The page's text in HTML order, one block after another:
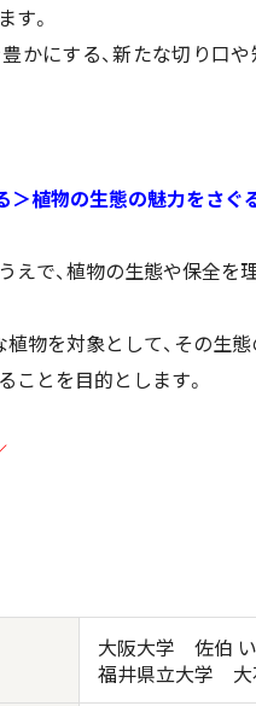
す。
かにする、新たな切り口
＞植物の生態の魅力をさぐ
えで、植物の生態や保全を
物を対象として、その生態
ことを目的とします。
大阪大学 佐伯
福井県立大学